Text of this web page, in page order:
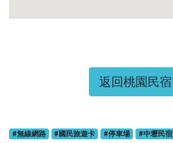
返回桃園民宿
#無線網路 #國民旅遊卡 #停車場 #中壢民宿